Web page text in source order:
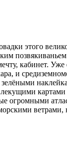
этого
кабинет.
и
картами
огромными
ветрами,